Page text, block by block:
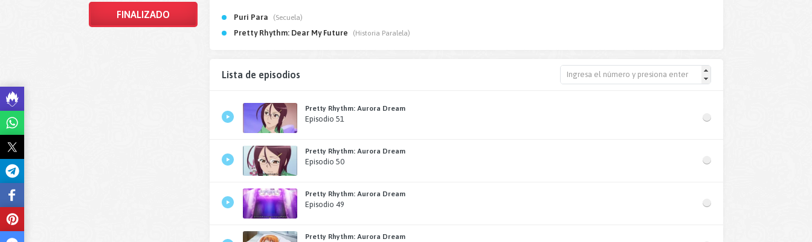
FINALIZADO Puri Para (Secuela)
Pretty Rhythm: Dear My Future (Historia Paralela)
Lista de episodios
Pretty Rhythm: Aurora Dream
Episodio 51
Pretty Rhythm: Aurora Dream
Episodio 50
Pretty Rhythm: Aurora Dream
Episodio 49
Pretty Rhythm: Aurora Dream